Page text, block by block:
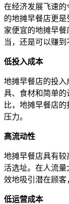
在经济发展飞速
的地摊早餐店更
家便宜的地摊早
当，还是可以赚到
低投入成本
地摊早餐店的投
具、食材和简单的
比，地摊早餐店
压力。
高流动性
地摊早餐店具有较
活选址。在人流
效地吸引潜在顾客
低运营成本